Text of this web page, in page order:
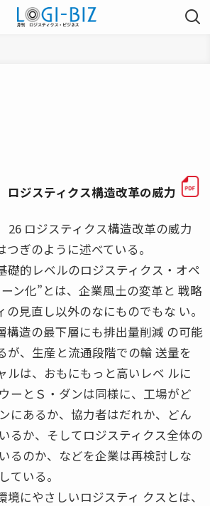
ジスティクス構造改革の威力
ロジスティクス構造改革の威力
ぎのように述べている。
的レベルのロジスティクス・オペ
ン化”とは、企業風土の変革と 戦略
見直し以外のなにものでもな い。
構造の最下層にも排出量削減 の可能
が、生産と流通段階での輸 送量を
ルは、おもにもっと高いレベ ルに
とＳ・ダンは同様に、工場がど
にあるか、協力者はだれか、どん
るか、そしてロジスティクス全体の
るのか、などを企業は再検討しな
ている。
にやさしいロジスティ クスとは、